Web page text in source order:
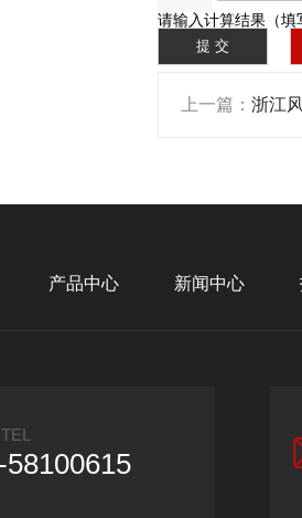
请输入计算结果（填
上一篇： 浙江风
产品中心 新闻中心
58100615